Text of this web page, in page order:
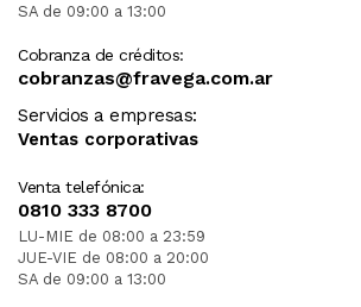
SA de 09:00 a 13:00
Cobranza de créditos:
cobranzas@fravega.com.ar
Servicios a empresas:
Ventas corporativas
Venta telefónica:
0810 333 8700
LU-MIE de 08:00 a 23:59
JUE-VIE de 08:00 a 20:00
SA de 09:00 a 13:00